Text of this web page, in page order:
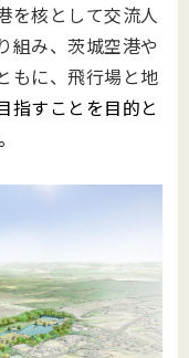
を核として交流人
組み、茨城空港や
もに、飛行場と地
指すことを目的と